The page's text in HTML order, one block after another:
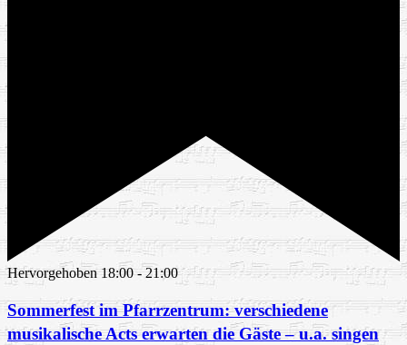
Hervorgehoben 18:00- 21:00
Sommerfest im Pfarrzentrum: verschiedene
musikalische Acts erwarten die Gäste – u.a. singen